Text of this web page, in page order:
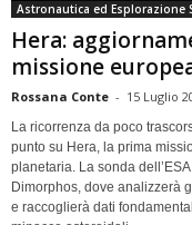
Astronautica ed Esplorazione
Hera:
missione
Rossana Conte - 15 Luglio
La ricorrenza da poco
punto su Hera, la prima
planetaria. La sonda
Dimorphos, dove analizzerà
e raccoglierà dati